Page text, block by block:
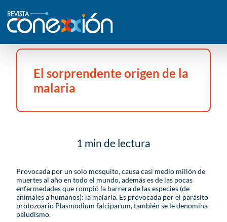
El sorprendente origen de la
malaria
1 min de lectura
Provocada por un solo mosquito, causa casi medio millón de
muertes al año en todo el mundo, además es de las pocas
enfermedades que rompió la barrera de las especies (de
animales a humanos): la malaria. Es provocada por el parásito
protozoario Plasmodium falciparum, también se le denomina
paludismo.